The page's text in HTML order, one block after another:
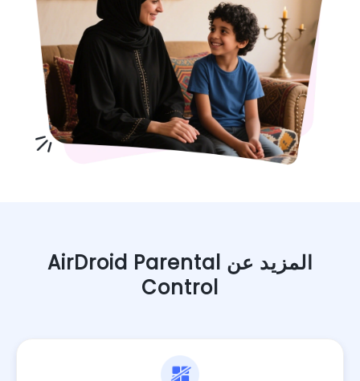
المزيد عن AirDroid Parental
Control